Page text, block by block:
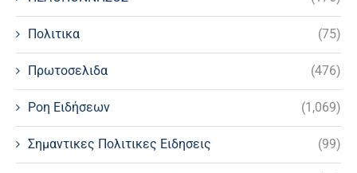
Πολιτικα (75)
Πρωτοσελιδα (476)
Ροη Ειδήσεων (1,069)
Σημαντικες Πολιτικες Ειδησεις (99)